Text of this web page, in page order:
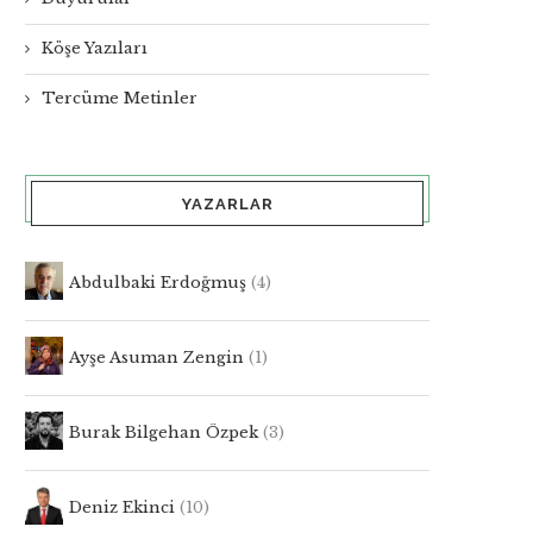
Köşe Yazıları
Tercüme Metinler
YAZARLAR
Abdulbaki Erdoğmuş (4)
Ayşe Asuman Zengin (1)
Burak Bilgehan Özpek(3)
Deniz Ekinci (10)